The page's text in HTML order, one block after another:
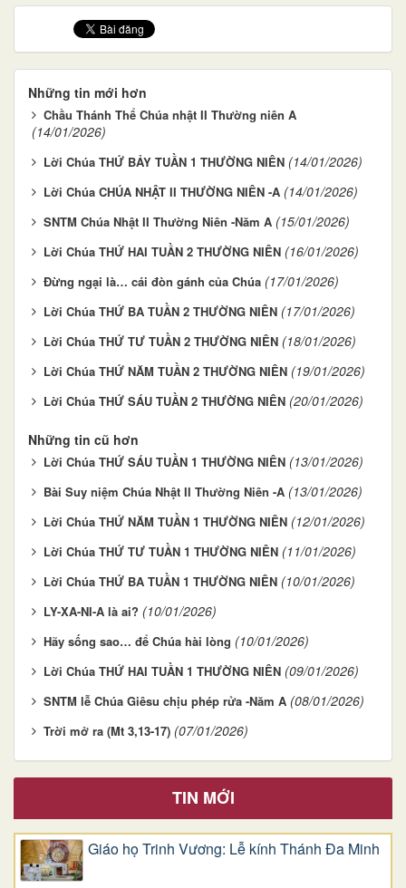
Những tin mới hơn
Chầu Thánh Thể Chúa nhật II Thường niên A
(14/01/2026)
Lời Chúa THỨ BẢY TUẦN 1 THƯỜNG NIÊN (14/01/2026)
Lời Chúa CHÚA NHẬT II THƯỜNG NIÊN -A (14/01/2026)
SNTM Chúa Nhật II Thường Niên -Năm A (15/01/2026)
Lời Chúa THỨ HAI TUẦN 2 THƯỜNG NIÊN (16/01/2026)
Đừng ngại là… cái đòn gánh của Chúa (17/01/2026)
Lời Chúa THỨ BA TUẦN 2 THƯỜNG NIÊN (17/01/2026)
Lời Chúa THỨ TƯ TUẦN 2 THƯỜNG NIÊN (18/01/2026)
Lời Chúa THỨ NĂM TUẦN 2 THƯỜNG NIÊN (19/01/2026)
Lời Chúa THỨ SÁU TUẦN 2 THƯỜNG NIÊN (20/01/2026)
Những tin cũ hơn
Lời Chúa THỨ SÁU TUẦN 1 THƯỜNG NIÊN (13/01/2026)
Bài Suy niệm Chúa Nhật II Thường Niên -A (13/01/2026)
Lời Chúa THỨ NĂM TUẦN 1 THƯỜNG NIÊN (12/01/2026)
Lời Chúa THỨ TƯ TUẦN 1 THƯỜNG NIÊN (11/01/2026)
Lời Chúa THỨ BA TUẦN 1 THƯỜNG NIÊN (10/01/2026)
LY-XA-NI-A là ai? (10/01/2026)
Hãy sống sao… để Chúa hài lòng (10/01/2026)
Lời Chúa THỨ HAI TUẦN 1 THƯỜNG NIÊN (09/01/2026)
SNTM lễ Chúa Giêsu chịu phép rửa -Năm A (08/01/2026)
Trời mở ra (Mt 3,13-17) (07/01/2026)
TIN MỚI
Giáo họ Trinh Vương: Lễ kính Thánh Đa Minh